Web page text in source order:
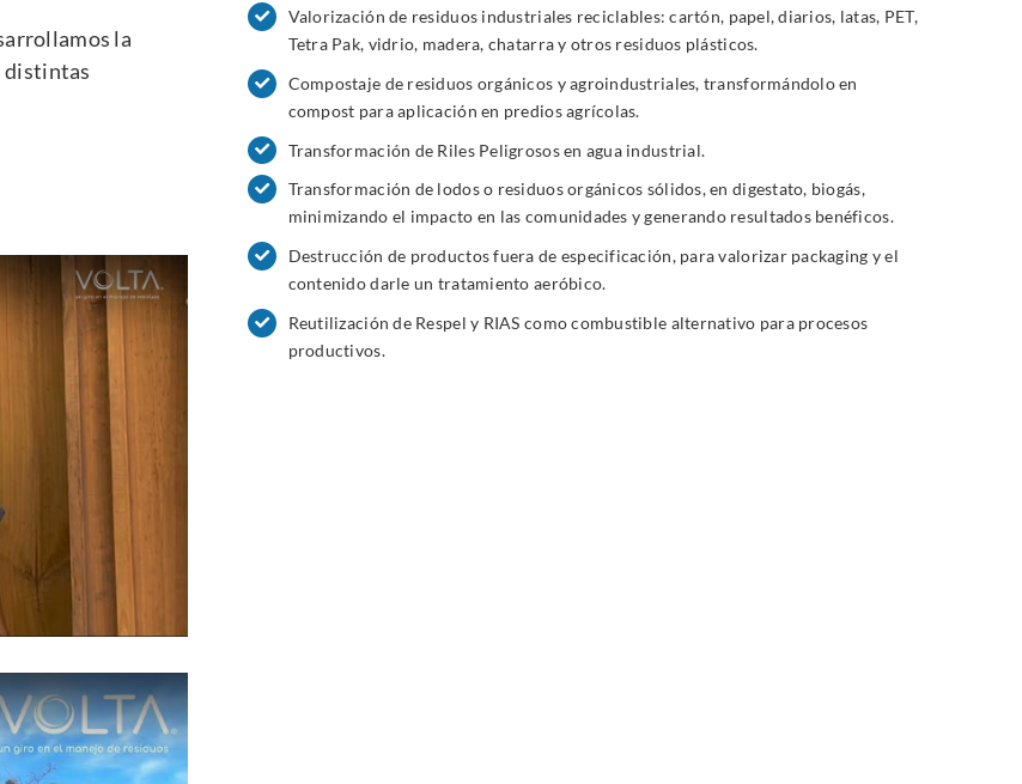
la
distintas
Valorización de residuos industriales reciclables: cartón, papel, diarios, latas, PET,
Tetra Pak, vidrio, madera, chatarra y otros residuos plásticos.
Compostaje de residuos orgánicos y agroindustriales, transformándolo en
compost para aplicación en predios agrícolas.
Transformación de Riles Peligrosos en agua industrial.
Transformación de lodos o residuos orgánicos sólidos, en digestato, biogás,
minimizando el impacto en las comunidades y generando resultados benéficos.
Destrucción de productos fuera de especificación, para valorizar packaging y el
contenido darle un tratamiento aeróbico.
Reutilización de Respel y RIAS como combustible alternativo para procesos
productivos.